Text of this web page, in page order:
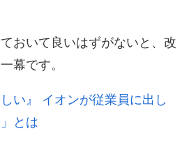
おいて良いはずがないと、改
幕です。
しい』 イオンが従業員に出し
とは